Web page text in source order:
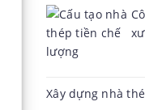
lượng
Xây dựng nhà